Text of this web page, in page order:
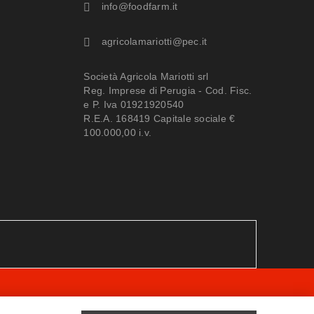
info@foodfarm.it
agricolamariotti@pec.it
Società Agricola Mariotti srl
Reg. Imprese di Perugia - Cod. Fisc.
e P. Iva 01921920540
R.E.A. 168419 Capitale sociale €
100.000,00 i.v.